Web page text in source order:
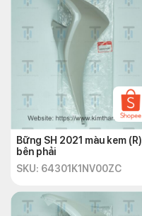
Bững SH 2021 màu kem (R)
bên phải
SKU: 64301K1NV00ZC